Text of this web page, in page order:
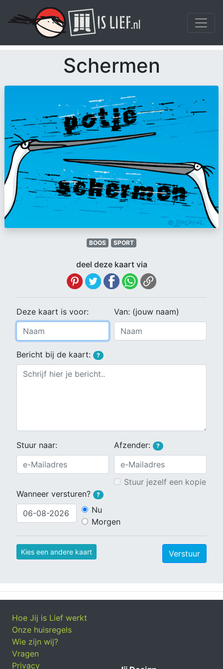
Schermen
BOOS SPORT
deel deze kaart via
Deze kaart is voor: Van: (jouw naam)
Bericht bij de kaart: ?
Stuur naar: Afzender: ?
Stuur jezelf een kopie
Wanneer versturen?
?
Nu
Morgen
Kies een andere kaart Verstuur
Hoe Jij is Lief werkt
Onze huisregels
Wie zijn wij?
Vragen
Privacy